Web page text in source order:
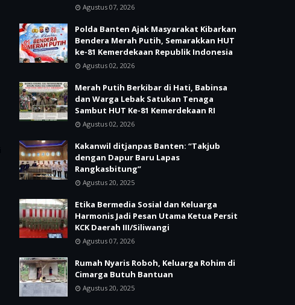
Agustus 07, 2026
Polda Banten Ajak Masyarakat Kibarkan
Bendera Merah Putih, Semarakkan HUT
ke-81 Kemerdekaan Republik Indonesia
Agustus 02, 2026
Merah Putih Berkibar di Hati, Babinsa
dan Warga Lebak Satukan Tenaga
Sambut HUT Ke-81 Kemerdekaan RI
Agustus 02, 2026
Kakanwil ditjanpas Banten: “Takjub
dengan Dapur Baru Lapas
Rangkasbitung”
Agustus 20, 2025
Etika Bermedia Sosial dan Keluarga
Harmonis Jadi Pesan Utama Ketua Persit
KCK Daerah III/Siliwangi
Agustus 07, 2026
Rumah Nyaris Roboh, Keluarga Rohim di
Cimarga Butuh Bantuan
Agustus 20, 2025